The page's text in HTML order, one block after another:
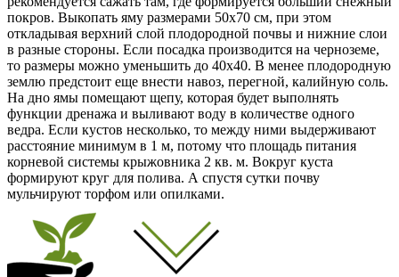
покров. Выкопать яму размерами 50х70 см, при этом
откладывая верхний слой плодородной почвы и нижние слои
в разные стороны. Если посадка производится на черноземе,
то размеры можно уменьшить до 40х40. В менее плодородную
землю предстоит еще внести навоз, перегной, калийную соль.
На дно ямы помещают щепу, которая будет выполнять
функции дренажа и выливают воду в количестве одного
ведра. Если кустов несколько, то между ними выдерживают
расстояние минимум в 1 м, потому что площадь питания
корневой системы крыжовника 2 кв. м. Вокруг куста
формируют круг для полива. А спустя сутки почву
мульчируют торфом или опилками.